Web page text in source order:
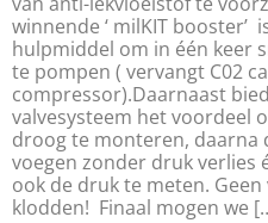
winnende ‘ milKIT
hulpmiddel om in één keer
te pompen ( vervangt C02
compressor).Daarnaast
valvesysteem het voordeel
droog te monteren, daarna
voegen zonder druk verlies
ook de druk te meten. Geen
klodden! Finaal mogen we